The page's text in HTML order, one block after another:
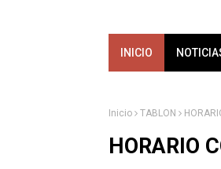
INICIO
Inicio TABLON
HORARIO